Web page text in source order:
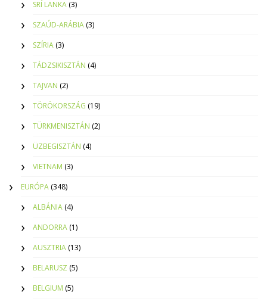
SRÍ LANKA (3)
SZAÚD-ARÁBIA (3)
SZÍRIA (3)
TÁDZSIKISZTÁN (4)
TAJVAN (2)
TÖRÖKORSZÁG (19)
TÜRKMENISZTÁN (2)
ÜZBEGISZTÁN (4)
VIETNAM (3)
EURÓPA (348)
ALBÁNIA (4)
ANDORRA (1)
AUSZTRIA (13)
BELARUSZ (5)
BELGIUM (5)